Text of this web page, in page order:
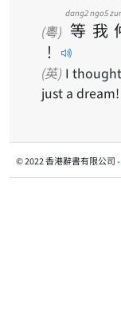
(粵) 等
dang2
我
ngo5
！
(英) I
just a dream!
© 2022 香港辭書有限公司 -